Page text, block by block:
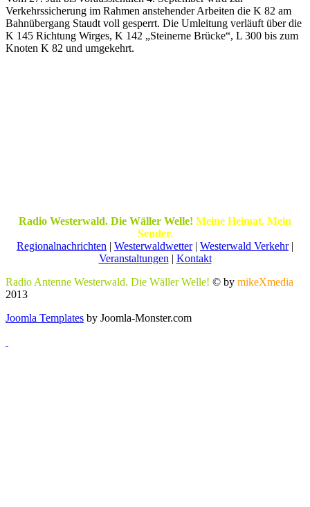
Verkehrssicherung im Rahmen anstehender Arbeiten die K 82 am
Bahnübergang Staudt voll gesperrt. Die Umleitung verläuft über die
K 145 Richtung Wirges, K 142 „Steinerne Brücke“, L 300 bis zum
Knoten K 82 und umgekehrt.
Radio Westerwald. Die Wäller Welle! Meine Heimat. Mein
Sender.
Regionalnachrichten | Westerwaldwetter| Westerwald Verkehr|
Veranstaltungen | Kontakt
Radio Antenne Westerwald. Die Wäller Welle! © by mikeXmedia
2013
Joomla Templates by Joomla-Monster.com